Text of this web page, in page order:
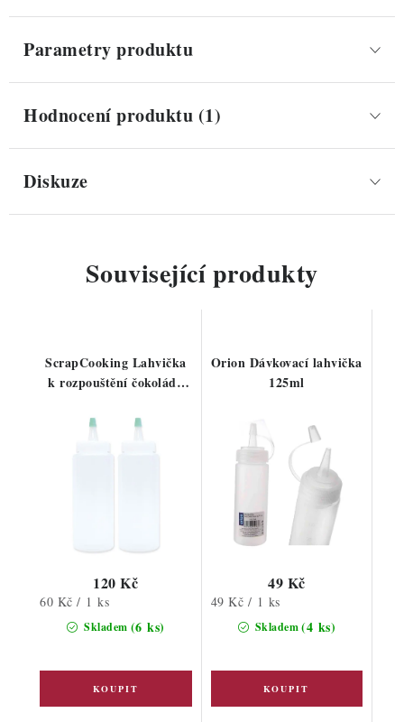
Parametry produktu
Hodnocení produktu (1)
Diskuze
Související produkty
ScrapCooking Lahvička
k rozpouštění čokolády
Skladem (6 ks)
120 Kč
Měrná
60 Kč / 1 ks
Orion Dávkovací lahvička
125ml
Skladem(4 ks)
49 Kč
Měrná
49 Kč / 1 ks